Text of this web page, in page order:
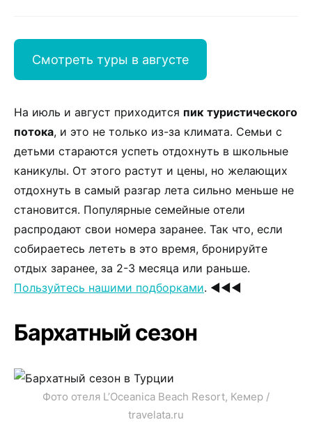
Смотреть туры в августе
На июль и август приходится пик туристического
потока, и это не только из-за климата. Семьи с
детьми стараются успеть отдохнуть в школьные
каникулы. От этого растут и цены, но желающих
отдохнуть в самый разгар лета сильно меньше не
становится. Популярные семейные отели
распродают свои номера заранее. Так что, если
собираетесь лететь в это время, бронируйте
отдых заранее, за 2-3 месяца или раньше.
Пользуйтесь нашими подборками. ◀◀◀
Бархатный сезон
Фото отеля L’Oceanica Beach Resort, Кемер /
travelata.ru